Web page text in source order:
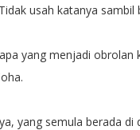
usah katanya sambil
yang menjadi obrolan
yang semula berada di